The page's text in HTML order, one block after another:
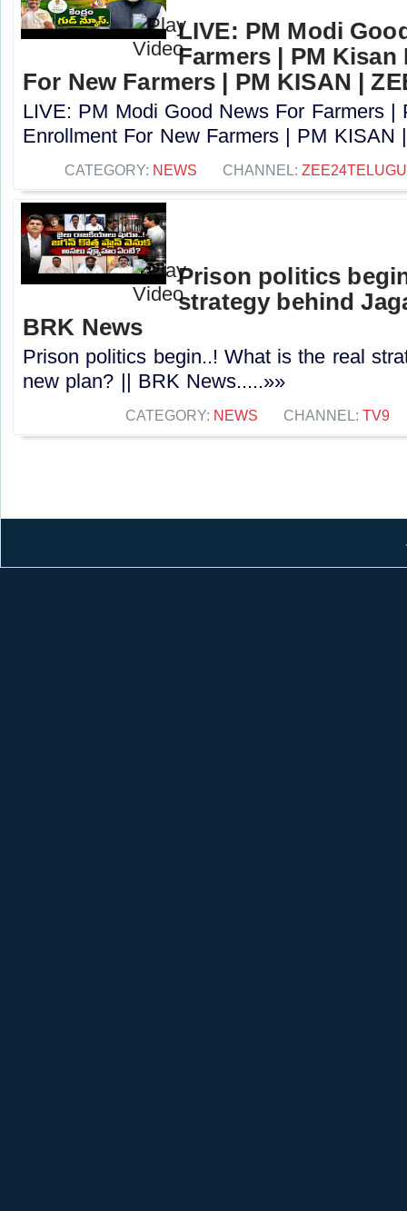
LIVE: PM Modi
Farmers | PM
For New Farmers | PM KISAN |
LIVE: PM Modi Good News For Farmers |
Enrollment For New Farmers | PM KISAN
CATEGORY: NEWS CHANNEL:
Prison politics
strategy behind
BRK News
Prison politics begin..! What is the real
new plan? || BRK News.....»»
CATEGORY: NEWS CHANNEL: TV9